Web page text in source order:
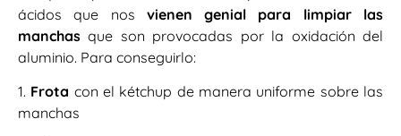
ácidos que nos vienen genial para limpiar las
manchas que son provocadas por la oxidación del
aluminio. Para conseguirlo:
1. Frota con el kétchup de manera uniforme sobre las
manchas